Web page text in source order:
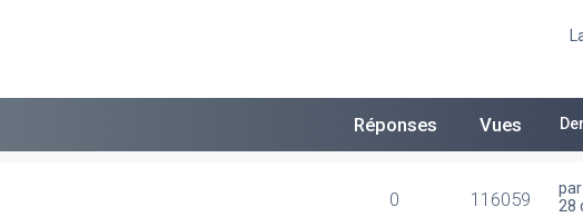
Réponses Vues
0 116059 par
28